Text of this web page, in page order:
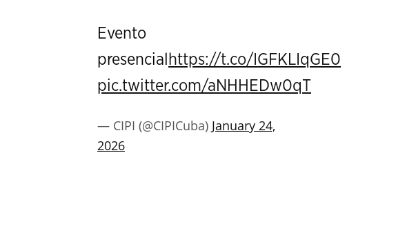
Evento
presencial https://t.co/IGFKLIqGE0
pic.twitter.com/aNHHEDw0qT
— CIPI (@CIPICuba) January 24,
2026